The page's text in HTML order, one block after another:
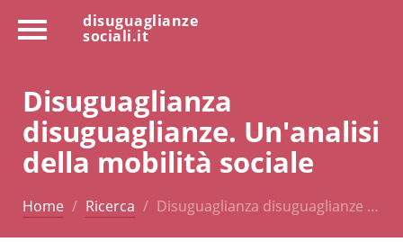
disuguaglianze
sociali.it
Disuguaglianza
disuguaglianze. Un'analisi
della mobilità sociale
Home Ricerca Disuguaglianza disuguaglianze …